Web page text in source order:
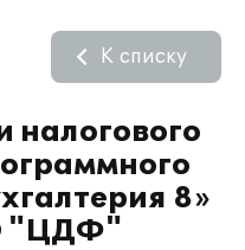
налогового
8»
"ЦДФ"
К списку